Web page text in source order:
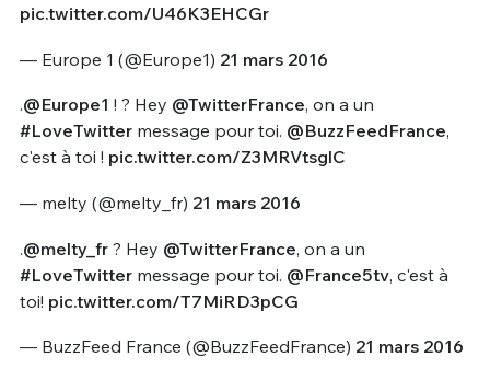
pic.twitter.com/U46K3EHCGr
— Europe 1 (@Europe1) 21 mars 2016
.@Europe1 ! ? Hey @TwitterFrance, on a un
#LoveTwittermessage pour toi. @BuzzFeedFrance,
c'est à toi ! pic.twitter.com/Z3MRVtsglC
— melty (@melty_fr) 21 mars 2016
.@melty_fr? Hey @TwitterFrance, on a un
#LoveTwittermessage pour toi. @France5tv, c'est à
toi! pic.twitter.com/T7MiRD3pCG
— BuzzFeed France (@BuzzFeedFrance) 21 mars 2016